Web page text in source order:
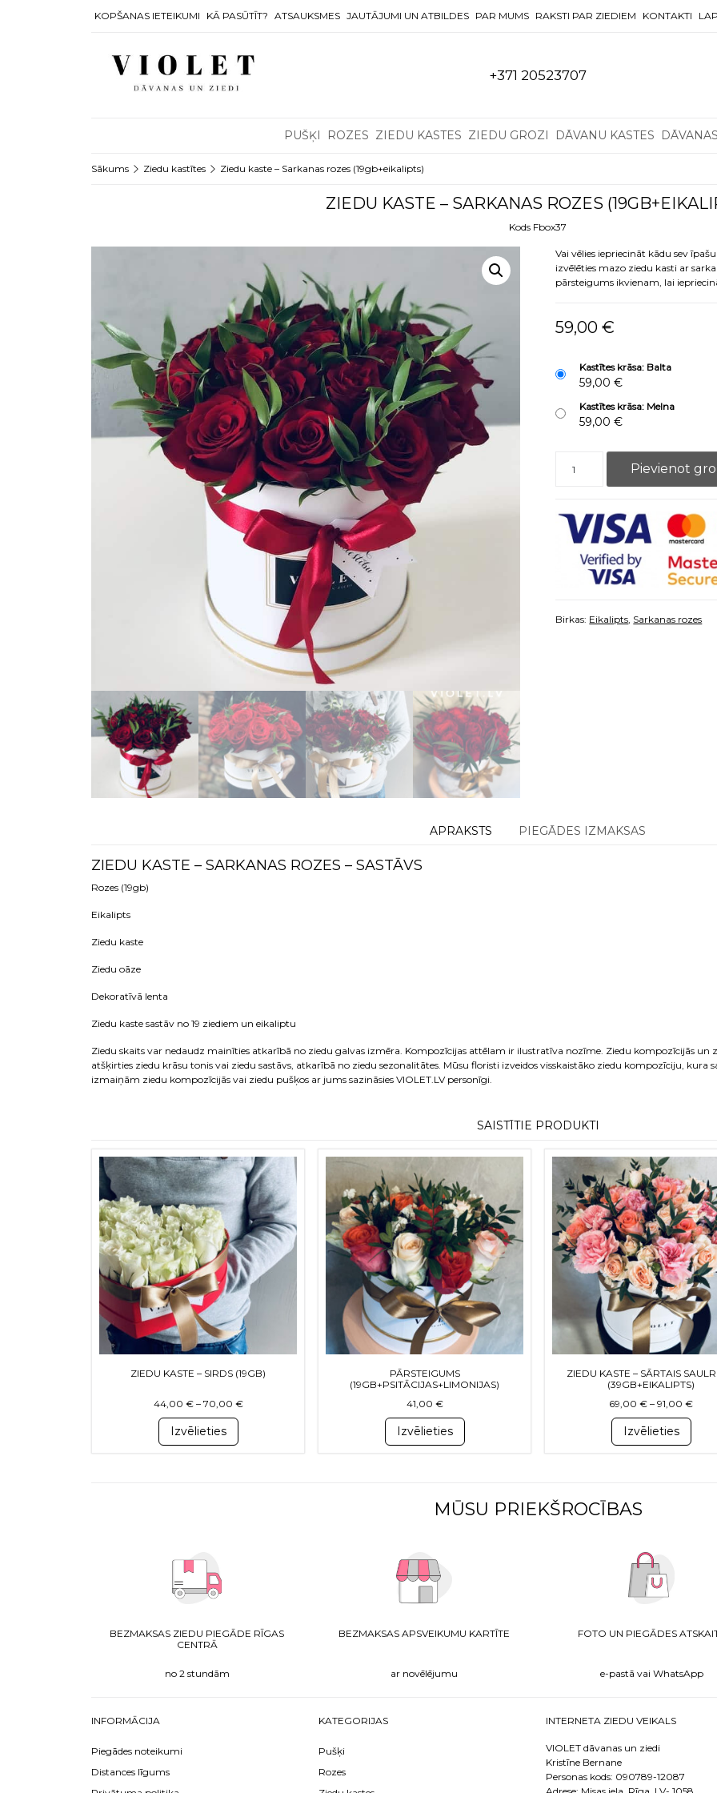
KOPŠANAS IETEIKUMI KĀ PASŪTĪT? ATSAUKSMES JAUTĀJUMI UN ATBILDES PAR MUMS RAKSTI PAR ZIEDIEM KONTAKTI
+371 20523707
PUŠĶI ROZES ZIEDU KASTES ZIEDU GROZI DĀVANU KASTES DĀVANAS
Sākums Ziedu kastītes Ziedu kaste – Sarkanas rozes (19gb+eikalipts)
ZIEDU KASTE – SARKANAS ROZES
Kods Fbox37
Vai vēlies iepriecināt kādu sev
izvēlēties mazo ziedu kasti ar
pārsteigums ikvienam, lai
59,00€
Kastītes krāsa: Balta
59,00€
Kastītes krāsa: Melna
59,00€
Pievienot
Birkas: Eikalipts, Sarkanas rozes
APRAKSTS PIEGĀDES IZMAKSAS
ZIEDU KASTE – SARKANAS ROZES – SASTĀVS
Rozes (19gb)
Eikalipts
Ziedu kaste
Ziedu oāze
Dekoratīvā lenta
Ziedu kaste sastāv no 19 ziediem un eikaliptu
Ziedu skaits var nedaudz mainīties atkarībā no ziedu galvas izmēra. Kompozīcijas attēlam ir ilustratīva nozīme. Ziedu kompozīcijās un
atšķirties ziedu krāsu tonis vai ziedu sastāvs, atkarībā no ziedu sezonalitātes. Mūsu floristi izveidos visskaistāko ziedu kompozīciju,
izmaiņām ziedu kompozīcijās vai ziedu pušķos ar jums sazināsies VIOLET.LV personīgi.
SAISTĪTIE PRODUKTI
ZIEDU KASTE – SIRDS (19GB)
44,00 € – 70,00 €Price range: 44,00 € through 70,00 €
Izvēlieties
This product has multiple variants. The options may be chosen on the product page
PĀRSTEIGUMS
(19GB+PSITĀCIJAS+LIMONIJAS)
41,00 €
Izvēlieties
This product has multiple variants. The options may be chosen
ZIEDU KASTE – SĀRTAIS
(39GB+EIKALIPTS)
69,00 € – 91,00 €
Izvēlieties
This product
MŪSU PRIEKŠROCĪBAS
BEZMAKSAS ZIEDU PIEGĀDE RĪGAS
CENTRĀ
no 2 stundām
BEZMAKSAS APSVEIKUMU KARTĪTE
ar novēlējumu
FOTO UN PIEGĀDES
e-pastā vai WhatsApp
INFORMĀCIJA
Piegādes noteikumi
Distances līgums
KATEGORIJAS
Pušķi
Rozes
INTERNETA ZIEDU VEIKALS
VIOLET dāvanas un ziedi
Kristīne Bernane
Personas kods: 090789-12087